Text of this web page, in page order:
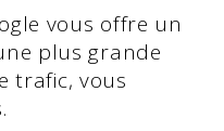
vous offre un
plus grande
trafic, vous